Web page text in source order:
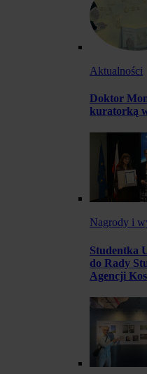
Aktualności
Doktor
kuratorką
Nagrody i
Studentka
do Rady
Agencji